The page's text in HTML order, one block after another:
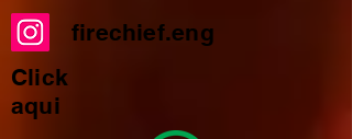
firechief.eng
Click
aqui